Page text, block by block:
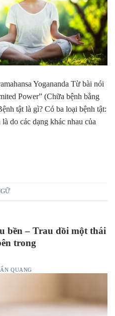
Yogananda Từ bài nói
Power” (Chữa bệnh bằng
tật là gì? Có ba loại bệnh tật:
do các dạng khác nhau của
bền – Trau dồi một thái
trong
QUANG